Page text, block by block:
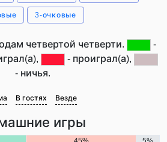
3-очковые
четвертой четверти.
-
- проиграл(а),
- ничья.
В гостях Везде
игры